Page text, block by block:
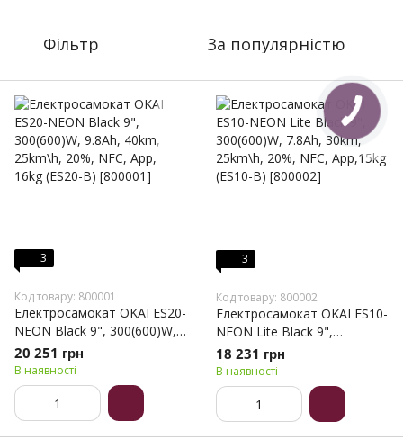
Фільтр За популярністю
3
Код товару: 800001
Електросамокат OKAI ES20-
NEON Black 9", 300(600)W,
9.8Ah, 40km, 25km\h, 20%,
NFC, App, 16kg (ES20-B)
20 251 грн
В наявності
3
Код товару: 800002
Електросамокат OKAI ES10-
NEON Lite Black 9",
300(600)W, 7.8Ah, 30km,
25km\h, 20%, NFC, App,15kg
(ES10-B)
18 231 грн
В наявності